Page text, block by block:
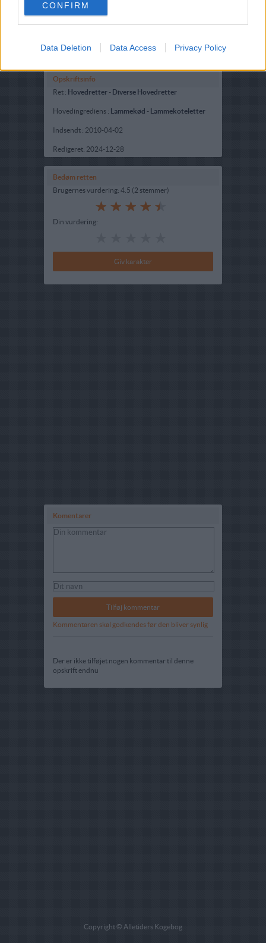
CONFIRM
Data Deletion Data Access Privacy Policy
Opskriftsinfo
Ret : Hovedretter - Diverse Hovedretter
Hovedingrediens : Lammekød - Lammekoteletter
Indsendt : 2010-04-02
Redigeret: 2024-12-28
Bedøm retten
Brugernes vurdering: 4.5 (2 stemmer)
Din vurdering:
Komentarer
Kommentaren skal godkendes før den bliver synlig
Der er ikke tilføjet nogen kommentar til denne
opskrift endnu
Copyright © Alletiders Kogebog